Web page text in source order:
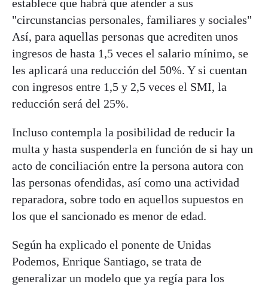
establece que habrá que atender a sus
"circunstancias personales, familiares y sociales"
Así, para aquellas personas que acrediten unos
ingresos de hasta 1,5 veces el salario mínimo, se
les aplicará una reducción del 50%. Y si cuentan
con ingresos entre 1,5 y 2,5 veces el SMI, la
reducción será del 25%.
Incluso contempla la posibilidad de reducir la
multa y hasta suspenderla en función de si hay un
acto de conciliación entre la persona autora con
las personas ofendidas, así como una actividad
reparadora, sobre todo en aquellos supuestos en
los que el sancionado es menor de edad.
Según ha explicado el ponente de Unidas
Podemos, Enrique Santiago, se trata de
generalizar un modelo que ya regía para los